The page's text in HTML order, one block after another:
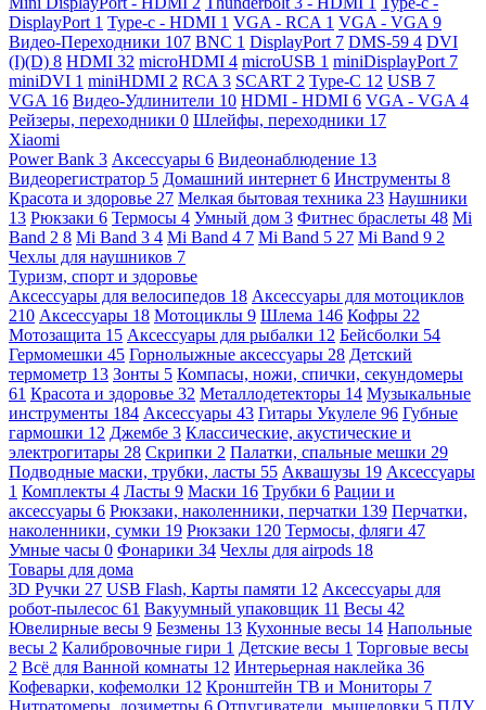
DisplayPort 1 Type-c - HDMI 1 VGA - RCA 1 VGA - VGA 9
Видео-Переходники 107 BNC 1 DisplayPort 7 DMS-59 4 DVI
(I)(D) 8 HDMI 32 microHDMI 4 microUSB 1 miniDisplayPort 7
miniDVI 1 miniHDMI 2 RCA 3 SCART 2 Type-C 12 USB 7
VGA 16 Видео-Удлинители 10 HDMI - HDMI 6 VGA - VGA 4
Рейзеры, переходники 0 Шлейфы, переходники 17
Xiaomi
Power Bank 3 Аксессуары 6 Видеонаблюдение 13
Видеорегистратор 5 Домашний интернет 6 Инструменты 8
Красота и здоровье 27 Мелкая бытовая техника 23 Наушники
13 Рюкзаки 6 Термосы 4 Умный дом 3 Фитнес браслеты 48 Mi
Band 2 8 Mi Band 3 4 Mi Band 4 7 Mi Band 5 27 Mi Band 9 2
Чехлы для наушников 7
Туризм, спорт и здоровье
Аксессуары для велосипедов 18 Аксессуары для мотоциклов
210 Аксессуары 18 Мотоциклы 9 Шлема 146 Кофры 22
Мотозащита 15 Аксессуары для рыбалки 12 Бейсболки 54
Гермомешки 45 Горнолыжные аксессуары 28 Детский
термометр 13 Зонты 5 Компасы, ножи, спички, секундомеры
61 Красота и здоровье 32 Металлодетекторы 14 Музыкальные
инструменты 184 Аксессуары 43 Гитары Укулеле 96 Губные
гармошки 12 Джембе 3 Классические, акустические и
электрогитары 28 Скрипки 2 Палатки, спальные мешки 29
Подводные маски, трубки, ласты 55 Аквашузы 19 Аксессуары
1 Комплекты 4 Ласты 9 Маски 16 Трубки 6 Рации и
аксессуары 6 Рюкзаки, наколенники, перчатки 139 Перчатки,
наколенники, сумки 19 Рюкзаки 120 Термосы, фляги 47
Умные часы 0 Фонарики 34 Чехлы для airpods 18
Товары для дома
3D Ручки 27 USB Flash, Карты памяти 12 Аксессуары для
робот-пылесос 61 Вакуумный упаковщик 11 Весы 42
Ювелирные весы 9 Безмены 13 Кухонные весы 14 Напольные
весы 2 Калибровочные гири 1 Детские весы 1 Торговые весы
2 Всё для Ванной комнаты 12 Интерьерная наклейка 36
Кофеварки, кофемолки 12 Кронштейн ТВ и Мониторы 7
Нитратомеры, дозиметры 6 Отпугиватели, мышеловки 5 ПДУ